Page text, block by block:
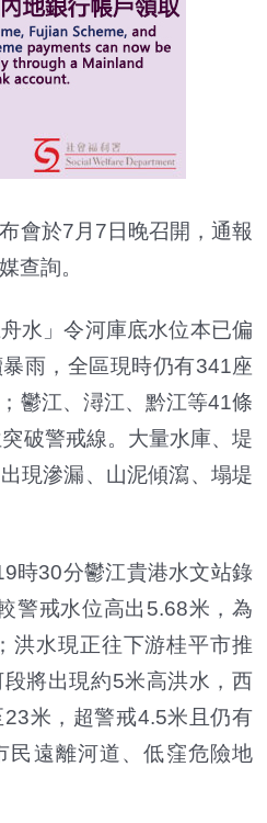
會於7月7日晚召開，通報
查詢。
水」令河庫底水位本已偏
雨，全區現時仍有341座
鬱江、潯江、黔江等41條
破警戒線。大量水庫、堤
現滲漏、山泥傾瀉、塌堤
時30分鬱江貴港水文站錄
警戒水位高出5.68米，為
洪水現正往下游桂平市推
將出現約5米高洪水，西
米，超警戒4.5米且仍有
民遠離河道、低窪危險地